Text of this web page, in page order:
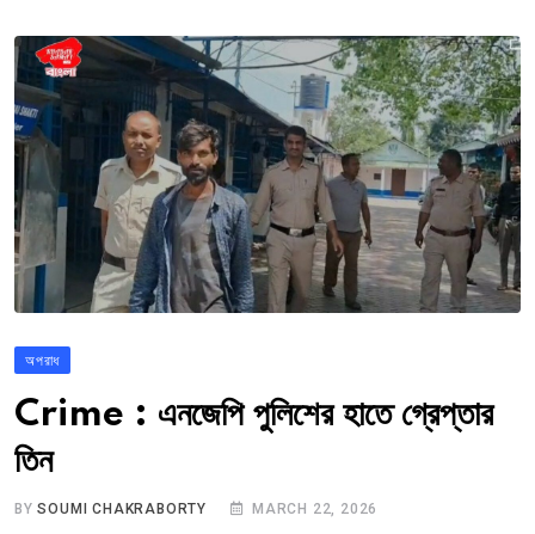
অপরাধ
Crime : এনজেপি পুলিশের হাতে গ্রেপ্তার
তিন
BYSOUMI CHAKRABORTY MARCH 22, 2026